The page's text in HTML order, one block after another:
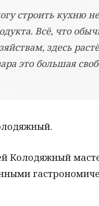
строить кухню
Всё, что
здесь
это большая
Колодяжный